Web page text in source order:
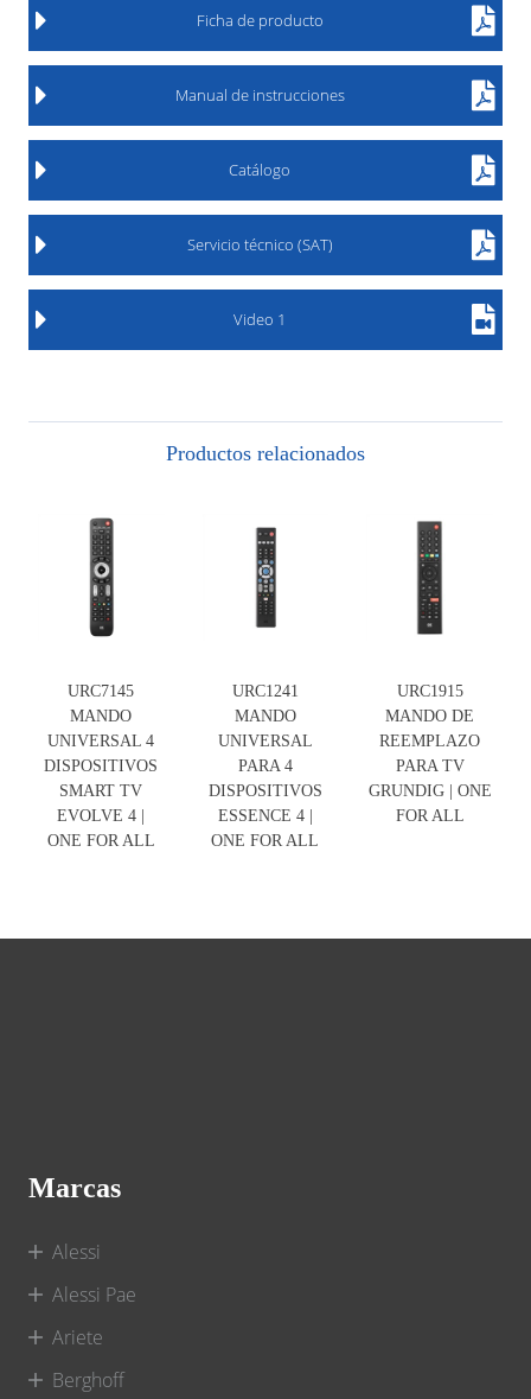
Ficha de producto
Manual de instrucciones
Catálogo
Servicio técnico (SAT)
Video 1
Productos relacionados
URC7145
MANDO
UNIVERSAL 4
DISPOSITIVOS
SMART TV
EVOLVE 4 |
ONE FOR ALL
URC1241
MANDO
UNIVERSAL
PARA 4
DISPOSITIVOS
ESSENCE 4 |
ONE FOR ALL
URC1915
MANDO DE
REEMPLAZO
PARA TV
GRUNDIG | ONE
FOR ALL
Marcas
Alessi
Alessi Pae
Ariete
Berghoff